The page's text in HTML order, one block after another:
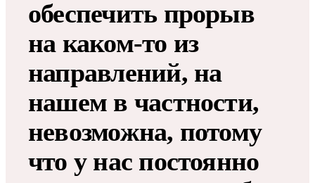
обеспечить прорыв
на каком-то из
направлений, на
нашем в частности,
невозможна, потому
что у нас постоянно